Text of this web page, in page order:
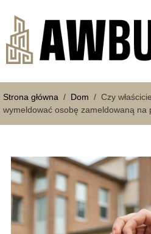
Strona główna / Dom / Czy
wymeldować osobę zameldowaną na